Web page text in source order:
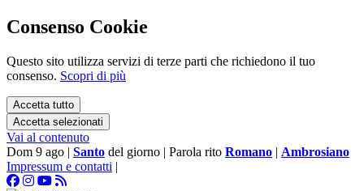
Consenso Cookie
Questo sito utilizza servizi di terze parti che richiedono il tuo
consenso. Scopri di più
Accetta tutto
Accetta selezionati
Vai al contenuto
Dom 9 ago | Santo del giorno | Parola rito Romano | Ambrosiano
Impressum e contatti |